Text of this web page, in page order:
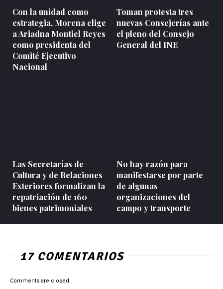
Con la unidad como
estrategia, Morena elige
a Ariadna Montiel Reyes
como presidenta del
Comité Ejecutivo
Nacional
Toman protesta tres
nuevas Consejerías ante
el pleno del Consejo
General del INE
Las Secretarías de
Cultura y de Relaciones
Exteriores formalizan la
repatriación de 160
bienes patrimoniales
No hay razón para
manifestarse por parte
de algunas
organizaciones del
campo y transporte
17 COMENTARIOS
Comments are closed.